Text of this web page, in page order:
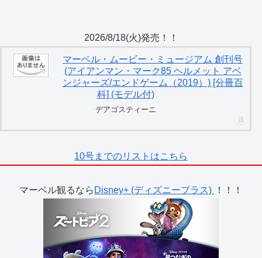
2026/8/18(火)発売！！
マーベル・ムービー・ミュージアム 創刊号
(アイアンマン・マーク85 ヘルメット アベ
ンジャーズ/エンドゲーム（2019）) [分冊百
科] (モデル付)
デアゴスティーニ
10号までのリストはこちら
マーベル観るなら Disney+ (ディズニープラス) ！！！